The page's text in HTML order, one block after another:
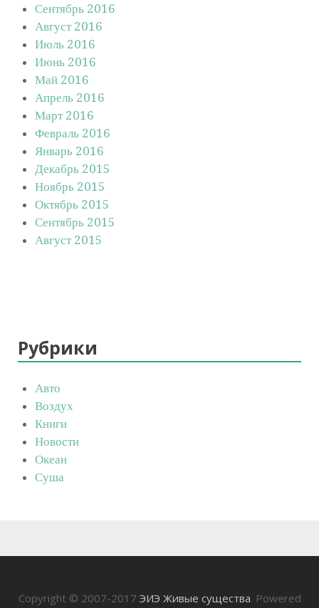
Сентябрь 2016
Август 2016
Июль 2016
Июнь 2016
Май 2016
Апрель 2016
Март 2016
Февраль 2016
Январь 2016
Декабрь 2015
Ноябрь 2015
Октябрь 2015
Сентябрь 2015
Август 2015
Рубрики
Авто
Воздух
Книги
Новости
Океан
Суша
Copyright © 2007-2017 ЭИЭ Живые существа. Powered